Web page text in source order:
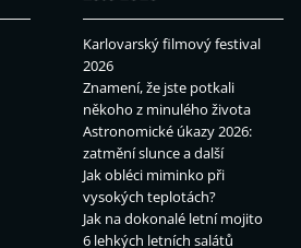
Karlovarský filmový festival
2026
Znamení, že jste potkali
někoho z minulého života
Astronomické úkazy 2026:
zatmění slunce a další
Jak obléci miminko při
vysokých teplotách?
Jak na dokonalé letní mojito
6 lehkých letních salátů